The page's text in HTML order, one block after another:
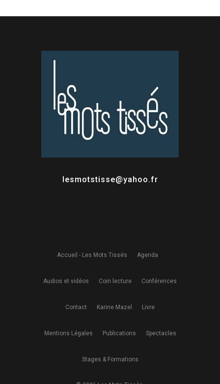
lesmotstisse@yahoo.fr
Accueil - Les Mots Tissés Agenda
Audios et vidéos Coin lecture Conférences
Contact Karine Mazel Livre
Mentions Légales Publications Spectacles
Stages & Formations